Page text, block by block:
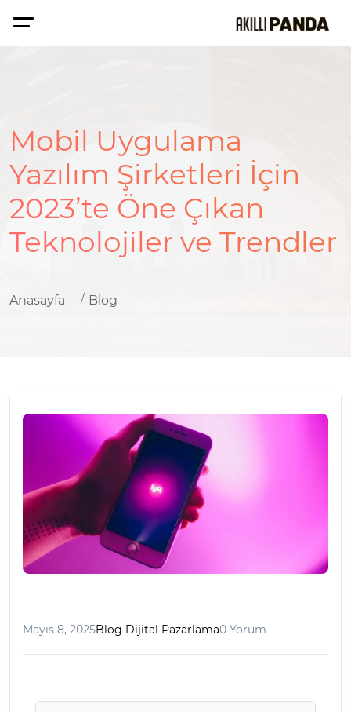
Mobil Uygulama
Yazılım Şirketleri İçin
2023’te Öne Çıkan
Teknolojiler ve Trendler
Anasayfa Blog
Mayıs 8, 2025Blog Dijital Pazarlama0 Yorum